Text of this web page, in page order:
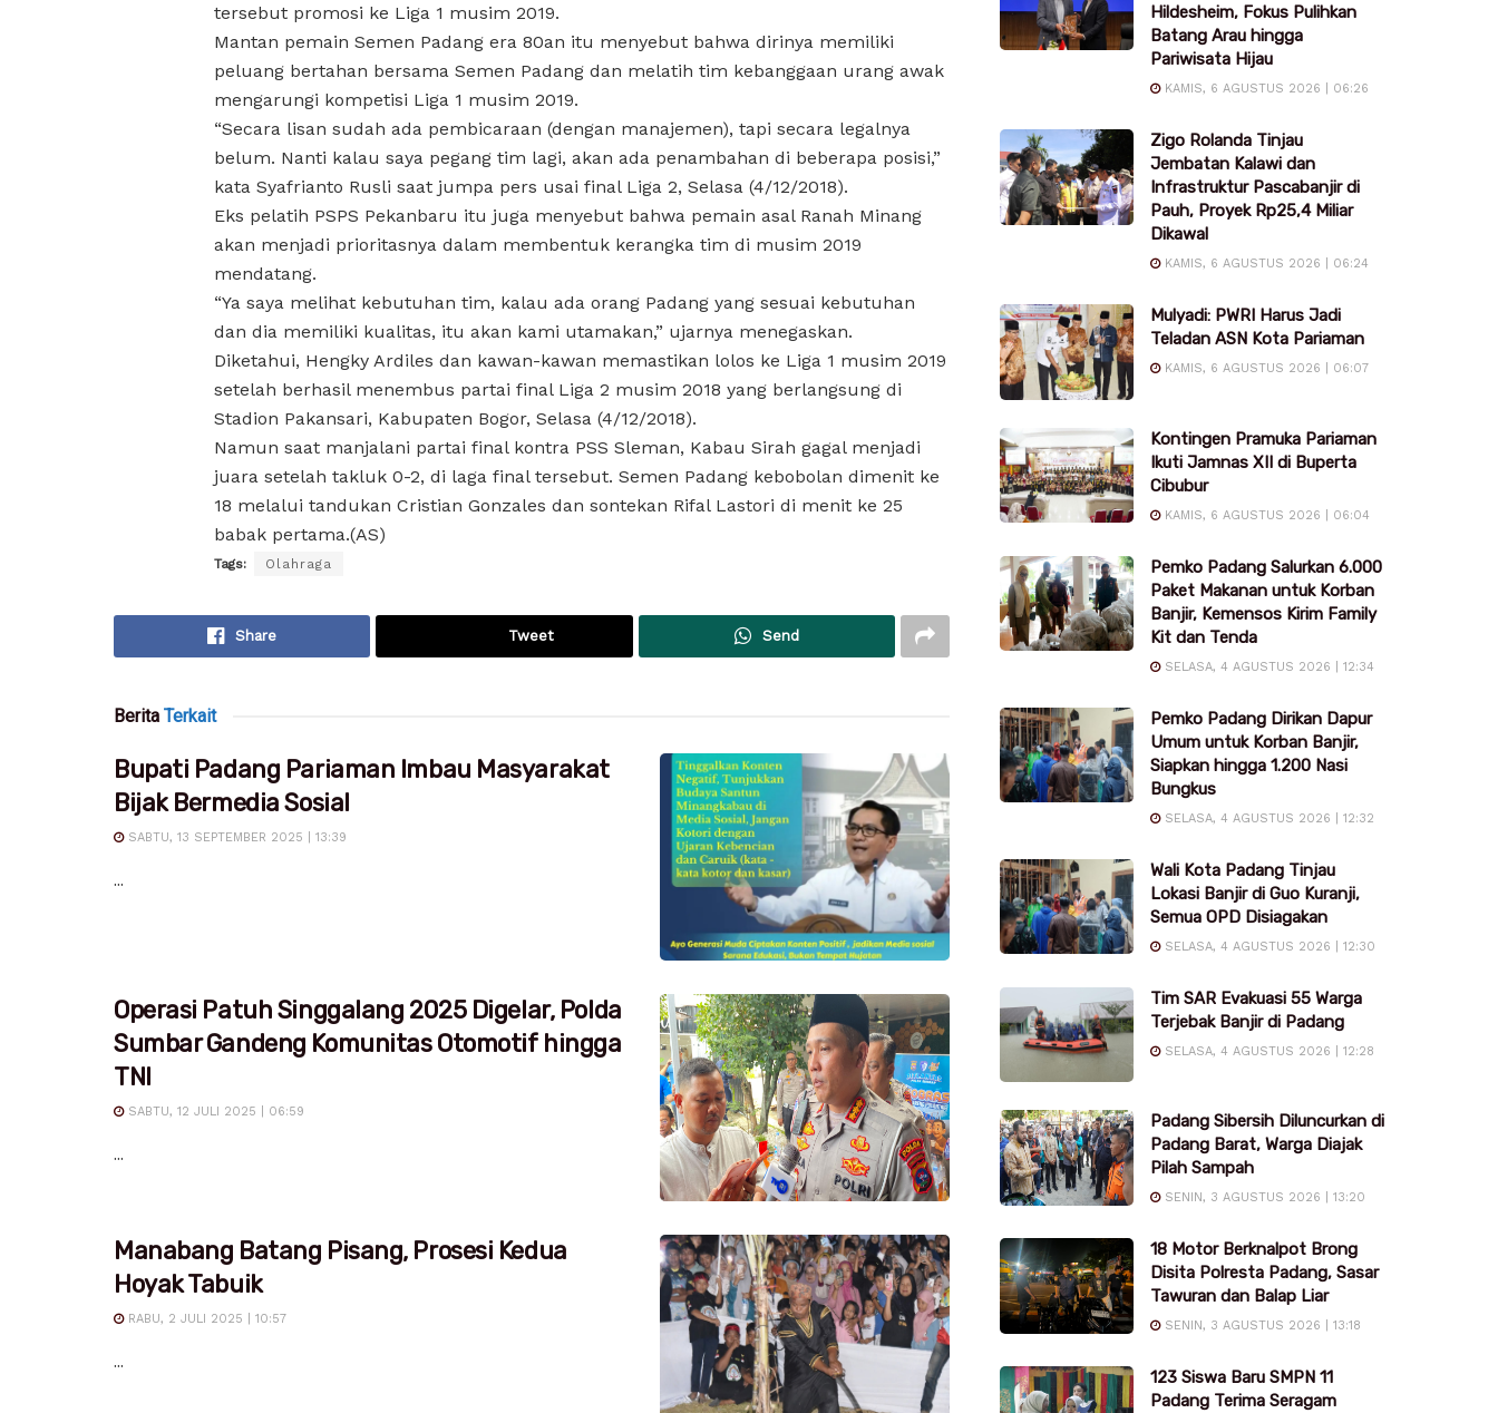
tersebut promosi ke Liga 1 musim 2019.
Mantan pemain Semen Padang era 80an itu menyebut bahwa dirinya memiliki
peluang bertahan bersama Semen Padang dan melatih tim kebanggaan urang awak
mengarungi kompetisi Liga 1 musim 2019.
“Secara lisan sudah ada pembicaraan (dengan manajemen), tapi secara legalnya
belum. Nanti kalau saya pegang tim lagi, akan ada penambahan di beberapa posisi,”
kata Syafrianto Rusli saat jumpa pers usai final Liga 2, Selasa (4/12/2018).
Eks pelatih PSPS Pekanbaru itu juga menyebut bahwa pemain asal Ranah Minang
akan menjadi prioritasnya dalam membentuk kerangka tim di musim 2019
mendatang.
“Ya saya melihat kebutuhan tim, kalau ada orang Padang yang sesuai kebutuhan
dan dia memiliki kualitas, itu akan kami utamakan,” ujarnya menegaskan.
Diketahui, Hengky Ardiles dan kawan-kawan memastikan lolos ke Liga 1 musim 2019
setelah berhasil menembus partai final Liga 2 musim 2018 yang berlangsung di
Stadion Pakansari, Kabupaten Bogor, Selasa (4/12/2018).
Namun saat manjalani partai final kontra PSS Sleman, Kabau Sirah gagal menjadi
juara setelah takluk 0-2, di laga final tersebut. Semen Padang kebobolan dimenit ke
18 melalui tandukan Cristian Gonzales dan sontekan Rifal Lastori di menit ke 25
babak pertama.(AS)
Tags: Olahraga
Share Tweet Send
Berita Terkait
Bupati Padang Pariaman Imbau Masyarakat
Bijak Bermedia Sosial
SABTU, 13 SEPTEMBER 2025 | 13:39
...
Operasi Patuh Singgalang 2025 Digelar, Polda
Sumbar Gandeng Komunitas Otomotif hingga
TNI
SABTU, 12 JULI 2025 | 06:59
...
Manabang Batang Pisang, Prosesi Kedua
Hoyak Tabuik
RABU, 2 JULI 2025 | 10:57
...
Hildesheim, Fokus Pulihkan
Batang Arau hingga
Pariwisata Hijau
KAMIS, 6 AGUSTUS 2026 | 06:26
Zigo Rolanda Tinjau
Jembatan Kalawi dan
Infrastruktur Pascabanjir di
Pauh, Proyek Rp25,4 Miliar
Dikawal
KAMIS, 6 AGUSTUS 2026 | 06:24
Mulyadi: PWRI Harus Jadi
Teladan ASN Kota Pariaman
KAMIS, 6 AGUSTUS 2026 | 06:07
Kontingen Pramuka Pariaman
Ikuti Jamnas XII di Buperta
Cibubur
KAMIS, 6 AGUSTUS 2026 | 06:04
Pemko Padang Salurkan 6.000
Paket Makanan untuk Korban
Banjir, Kemensos Kirim Family
Kit dan Tenda
SELASA, 4 AGUSTUS 2026 | 12:34
Pemko Padang Dirikan Dapur
Umum untuk Korban Banjir,
Siapkan hingga 1.200 Nasi
Bungkus
SELASA, 4 AGUSTUS 2026 | 12:32
Wali Kota Padang Tinjau
Lokasi Banjir di Guo Kuranji,
Semua OPD Disiagakan
SELASA, 4 AGUSTUS 2026 | 12:30
Tim SAR Evakuasi 55 Warga
Terjebak Banjir di Padang
SELASA, 4 AGUSTUS 2026 | 12:28
Padang Sibersih Diluncurkan di
Padang Barat, Warga Diajak
Pilah Sampah
SENIN, 3 AGUSTUS 2026 | 13:20
18 Motor Berknalpot Brong
Disita Polresta Padang, Sasar
Tawuran dan Balap Liar
SENIN, 3 AGUSTUS 2026 | 13:18
123 Siswa Baru SMPN 11
Padang Terima Seragam